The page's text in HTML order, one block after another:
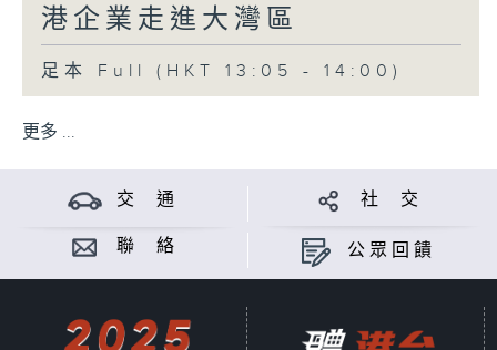
港企業走進大灣區
足本 Full (HKT 13:05 - 14:00)
更多 ...
交 通 社 交
聯 絡 公眾回饋